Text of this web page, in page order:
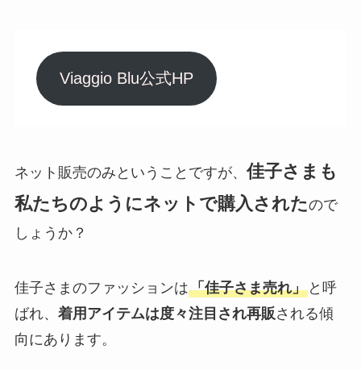
Viaggio Blu公式HP
ネット販売のみということですが、 佳子さまも
私たちのようにネットで購入されたので
しょうか？
佳子さまのファッションは「佳子さま売れ」と呼
ばれ、 着用アイテムは度々注目され再販される傾
向にあります。